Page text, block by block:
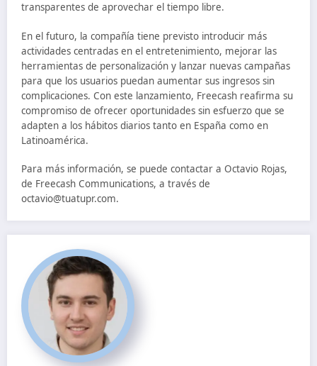
transparentes de aprovechar el tiempo libre.
En el futuro, la compañía tiene previsto introducir más
actividades centradas en el entretenimiento, mejorar las
herramientas de personalización y lanzar nuevas campañas
para que los usuarios puedan aumentar sus ingresos sin
complicaciones. Con este lanzamiento, Freecash reafirma su
compromiso de ofrecer oportunidades sin esfuerzo que se
adapten a los hábitos diarios tanto en España como en
Latinoamérica.
Para más información, se puede contactar a Octavio Rojas,
de Freecash Communications, a través de
octavio@tuatupr.com.